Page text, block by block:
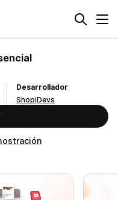
Desarrollador
ShopiDevs